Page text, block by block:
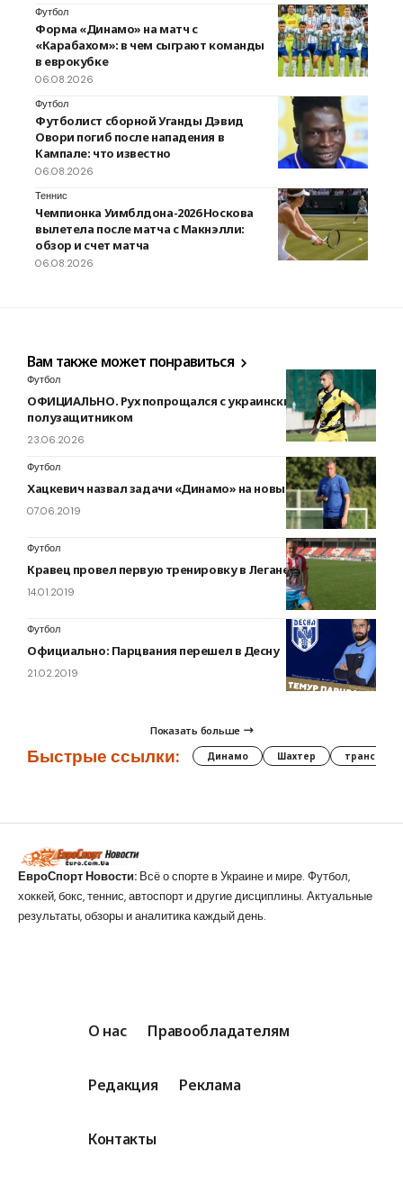
Футбол
Форма «Динамо» на матч с
«Карабахом»: в чем сыграют команды
в еврокубке
06.08.2026
Футбол
Футболист сборной Уганды Дэвид
Овори погиб после нападения в
Кампале: что известно
06.08.2026
Теннис
Чемпионка Уимблдона-2026 Носкова
вылетела после матча с Макнэлли:
обзор и счет матча
06.08.2026
Вам также может понравиться
Футбол
ОФИЦИАЛЬНО. Рух попрощался с украинским
полузащитником
23.06.2026
Футбол
Хацкевич назвал задачи «Динамо» на новый сезон
07.06.2019
Футбол
Кравец провел первую тренировку в Леганесе
14.01.2019
Футбол
Официально: Парцвания перешел в Десну
21.02.2019
Показать больше
Быстрые ссылки: Динамо Шахтер трансферы
ЕвроСпорт Новости: Всё о спорте в Украине и мире. Футбол,
хоккей, бокс, теннис, автоспорт и другие дисциплины. Актуальные
результаты, обзоры и аналитика каждый день.
О нас Правообладателям
Редакция Реклама
Контакты